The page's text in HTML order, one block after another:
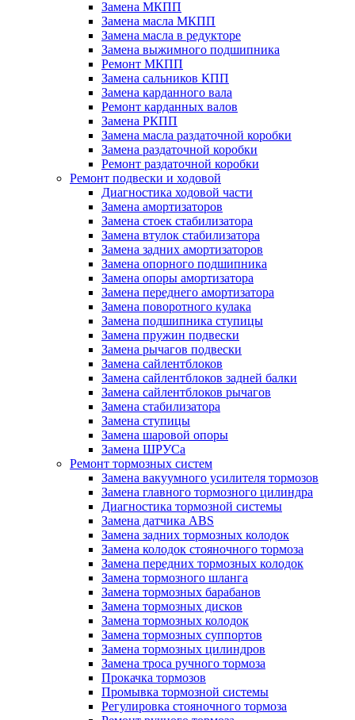
Замена МКПП
Замена масла МКПП
Замена масла в редукторе
Замена выжимного подшипника
Ремонт МКПП
Замена сальников КПП
Замена карданного вала
Ремонт карданных валов
Замена РКПП
Замена масла раздаточной коробки
Замена раздаточной коробки
Ремонт раздаточной коробки
Ремонт подвески и ходовой
Диагностика ходовой части
Замена амортизаторов
Замена стоек стабилизатора
Замена втулок стабилизатора
Замена задних амортизаторов
Замена опорного подшипника
Замена опоры амортизатора
Замена переднего амортизатора
Замена поворотного кулака
Замена подшипника ступицы
Замена пружин подвески
Замена рычагов подвески
Замена сайлентблоков
Замена сайлентблоков задней балки
Замена сайлентблоков рычагов
Замена стабилизатора
Замена ступицы
Замена шаровой опоры
Замена ШРУСа
Ремонт тормозных систем
Замена вакуумного усилителя тормозов
Замена главного тормозного цилиндра
Диагностика тормозной системы
Замена датчика ABS
Замена задних тормозных колодок
Замена колодок стояночного тормоза
Замена передних тормозных колодок
Замена тормозного шланга
Замена тормозных барабанов
Замена тормозных дисков
Замена тормозных колодок
Замена тормозных суппортов
Замена тормозных цилиндров
Замена троса ручного тормоза
Прокачка тормозов
Промывка тормозной системы
Регулировка стояночного тормоза